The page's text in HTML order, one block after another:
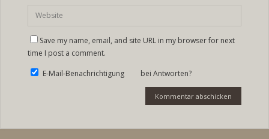
Save my name, email, and site URL in my browser for next
time I post a comment.
E-Mail-Benachrichtigung bei Antworten?